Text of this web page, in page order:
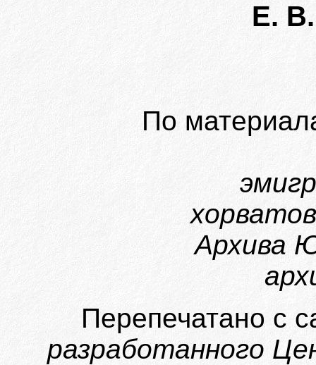
Е.
По
Архива
Перепечатано с
разработанного